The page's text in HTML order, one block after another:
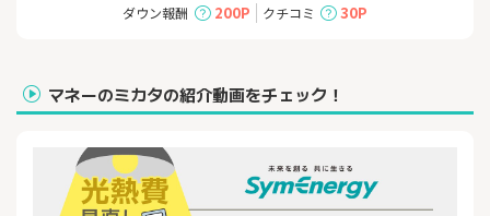
プラン選択可能
・切替後も毎月自動で“ぴったりプラン診断”。電気の使い方に合
・電力会社として豊富な実績。外部からもたくさんの評価・信用
を頂いています。
ダウン報酬 200P クチコミ 30P
マネーのミカタの紹介動画をチェック！